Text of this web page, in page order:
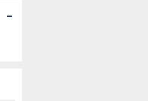
-